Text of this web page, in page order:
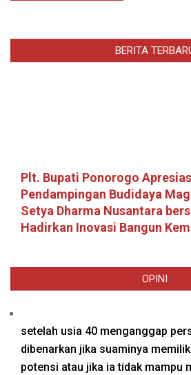
BERITA
Plt. Bupati Ponorogo
Pendampingan Budidaya
Setya Dharma Nusantara
Hadirkan Inovasi Bangun
OPINI
setelah usia 40 menganggap
dibenarkan jika suaminya
potensi atau jika ia tidak mampu